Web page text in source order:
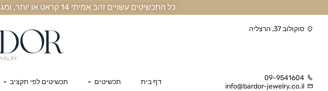
כל התכשיטים עשויים זהב אמיתי 14 קראט או יותר, ומגיעים בליווי תעודה, אריזה מהודרת, ומשלוח חינם עד הבית
סוקולוב 37, הרצליה
09-9541604
info@bardor-jewelry.co.il
דף בית תכשיטים תכשיטים לפי תקציב